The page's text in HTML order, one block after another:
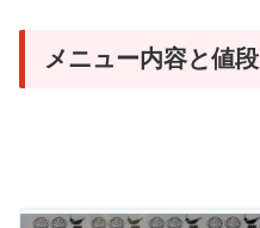
メニュー内容と値段